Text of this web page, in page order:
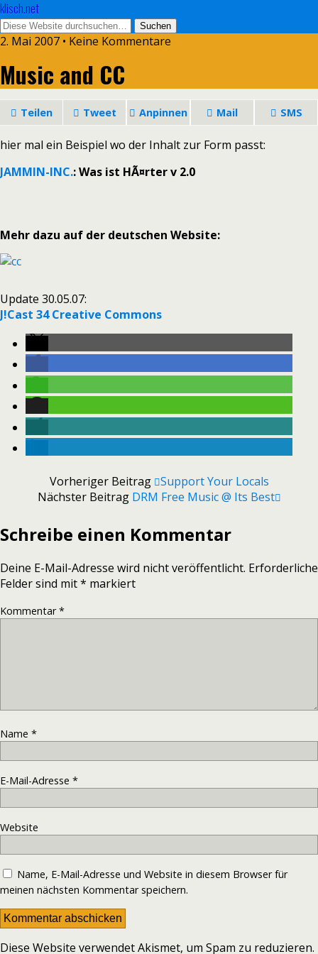
klisch.net
2. Mai 2007 • Keine Kommentare
Music and CC
Teilen Tweet Anpinnen Mail SMS
hier mal ein Beispiel wo der Inhalt zur Form passt:
JAMMIN-INC.: Was ist HÃ¤rter v 2.0
Mehr dazu auf der deutschen Website:
Update 30.05.07:
J!Cast 34 Creative Commons
Vorheriger Beitrag Support Your Locals
Nächster Beitrag DRM Free Music @ Its Best
Schreibe einen Kommentar
Deine E-Mail-Adresse wird nicht veröffentlicht. Erforderliche
Felder sind mit* markiert
Kommentar*
Name *
E-Mail-Adresse *
Website
Name, E-Mail-Adresse und Website in diesem Browser für
meinen nächsten Kommentar speichern.
Diese Website verwendet Akismet, um Spam zu reduzieren.